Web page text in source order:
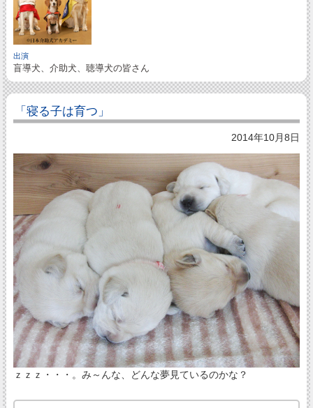
出演
盲導犬、介助犬、聴導犬の皆さん
「寝る子は育つ」
2014年10月8日
ｚｚｚ・・・。み～んな、どんな夢見ているのかな？